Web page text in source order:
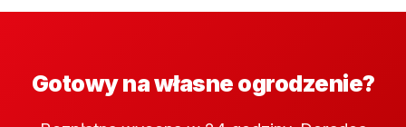
Gotowy na własne ogrodzenie?